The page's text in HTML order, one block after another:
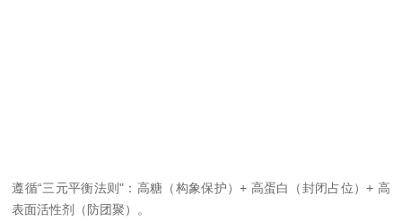
遵循“三元平衡法则"：高糖（构象保护）+ 高蛋白（封闭占位）+ 高
表面活性剂（防团聚）。